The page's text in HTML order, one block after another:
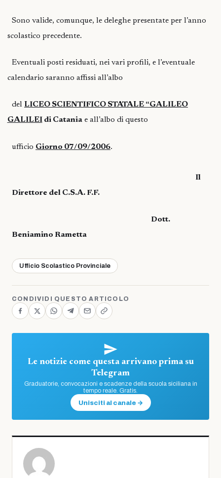
Sono valide, comunque, le deleghe presentate per l’anno
scolastico precedente.
Eventuali posti residuati, nei vari profili, e l’eventuale
calendario saranno affissi all’albo
del LICEO SCIENTIFICO STATALE “GALILEO
GALILEIdi Cataniae all’albo di questo
ufficio Giorno 07/09/2006.
Il
Direttore del C.S.A. F.F.
Dott.
Beniamino Rametta
Ufficio Scolastico Provinciale
CONDIVIDI QUESTO ARTICOLO
Le notizie come questa arrivano prima su
Telegram
Graduatorie, convocazioni e scadenze della scuola siciliana in
tempo reale. Gratis.
Unisciti al canale →